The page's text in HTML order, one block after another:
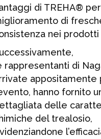
di TREHA®
di
nei prodotti
rappresentanti di
appositamente
hanno fornito
delle
del trealosio,